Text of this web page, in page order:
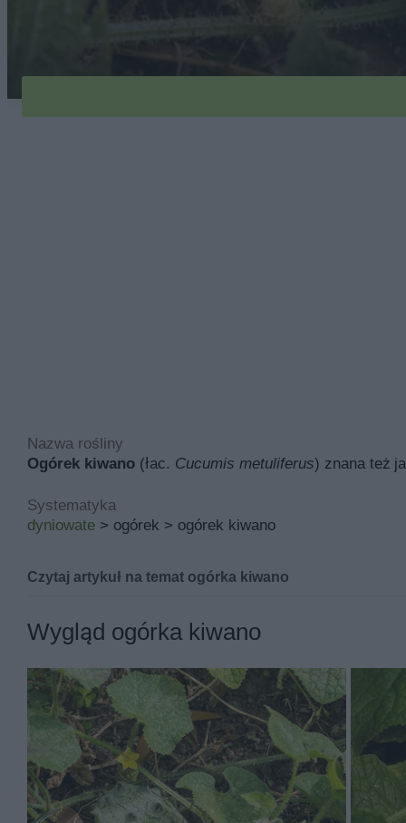
Nazwa rośliny
Ogórek kiwano (łac. Cucumis metuliferus) znana też
Systematyka
dyniowate > ogórek > ogórek kiwano
Czytaj artykuł na temat ogórka kiwano
Ogórek kiwano - uprawa w
wartości odżywcze
Cucumis metuliferus
to ogórek afrykański, ogórek
rośliny nie są zbyt popularne, ale osoby, które
owoc i podpowiadamy, jak uprawiać i jak jeść kiwano.
Jeśli szukasz więcej porad i inspiracji, sprawdź także
Wygląd ogórka kiwano